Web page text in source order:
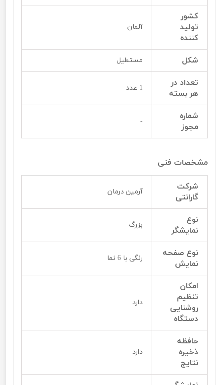
کشور
تولید
کننده
آلمان
شکل مستطیل
تعداد در
هر بسته
1 عدد
شماره
مجوز
-
مشخصات فنی
شرکت
گارانتی
آرمین درمان
نوع
نمایشگر
بزرگ
نوع صفحه
نمایش
رنگی با 6 نما
امکان
تنظیم
روشنایی
دستگاه
دارد
حافظه
ذخیره
نتایج
دارد